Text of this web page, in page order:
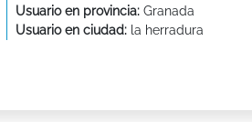
Usuario en provincia: Granada
Usuario en ciudad: la herradura